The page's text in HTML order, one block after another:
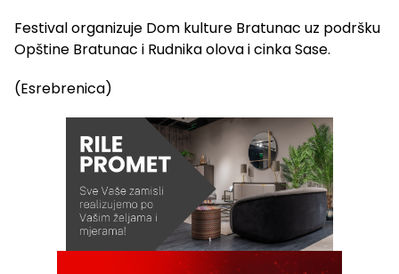
Festival organizuje Dom kulture Bratunac uz podršku
Opštine Bratunac i Rudnika olova i cinka Sase.
(Esrebrenica)